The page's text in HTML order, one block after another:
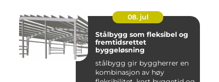
08. jul
Stålbygg som fleksibel og
fremtidsrettet
byggeløsning
stålbygg gir byggherrer en
kombinasjon av høy